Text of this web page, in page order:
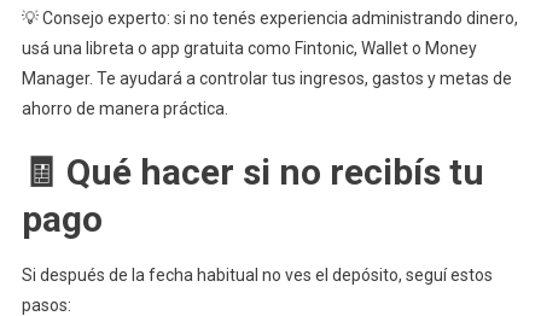
💡 Consejo experto: si no tenés experiencia administrando dinero,
usá una libreta o app gratuita como Fintonic, Wallet o Money
Manager. Te ayudará a controlar tus ingresos, gastos y metas de
ahorro de manera práctica.
🧾 Qué hacer si no recibís tu
pago
Si después de la fecha habitual no ves el depósito, seguí estos
pasos: